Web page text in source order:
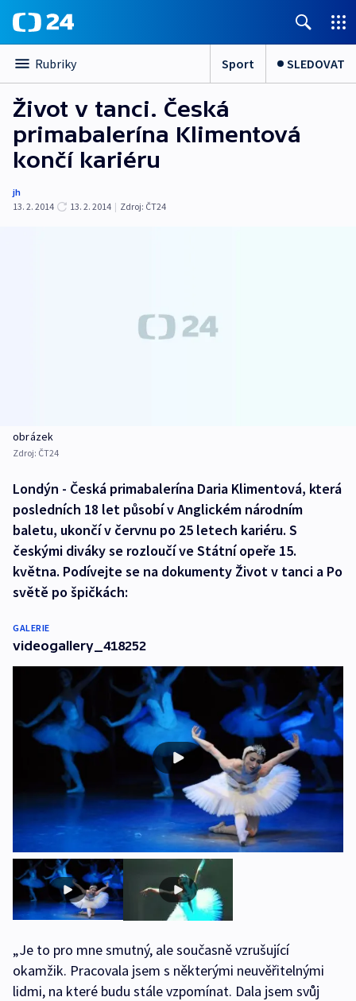
Rubriky Sport SLEDOVAT
Život v tanci. Česká
primabalerína Klimentová
končí kariéru
jh
13. 2. 2014
13. 2. 2014 | Zdroj: ČT24
obrázek
Zdroj: ČT24
Londýn - Česká primabalerína Daria Klimentová, která
posledních 18 let působí v Anglickém národním
baletu, ukončí v červnu po 25 letech kariéru. S
českými diváky se rozloučí ve Státní opeře 15.
května. Podívejte se na dokumenty Život v tanci a Po
světě po špičkách:
GALERIE
videogallery_418252
„Je to pro mne smutný, ale současně vzrušující
okamžik. Pracovala jsem s některými neuvěřitelnými
lidmi, na které budu stále vzpomínat. Dala jsem svůj